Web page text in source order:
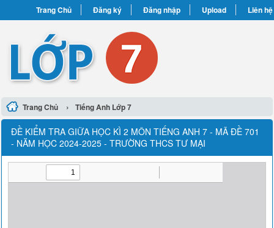
Trang Chủ Đăng ký Đăng nhập Upload Liên hệ
Trang Chủ › Tiếng Anh Lớp 7
ĐỀ KIỂM TRA GIỮA HỌC KÌ 2 MÔN TIẾNG ANH 7 - MÃ ĐỀ 701
- NĂM HỌC 2024-2025 - TRƯỜNG THCS TƯ MẠI